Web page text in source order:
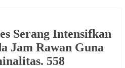
Serang Intensifkan
Jam Rawan Guna
558